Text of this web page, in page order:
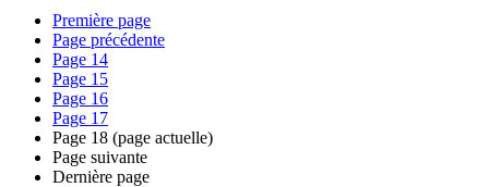
Première page
Page précédente
Page 14
Page 15
Page 16
Page 17
Page 18 (page actuelle)
Page suivante
Dernière page